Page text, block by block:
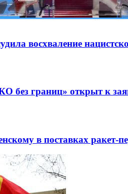
восхваление
без границ» открыт к
в поставках ракет-